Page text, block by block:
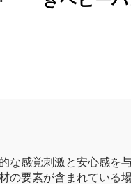
な感覚刺激と安心感を
の要素が含まれている